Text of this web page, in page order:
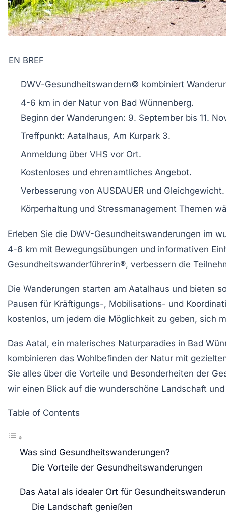
EN BREF
DWV-Gesundheitswandern© kombiniert
4-6 km in der Natur von Bad Wünnenberg.
Beginn der Wanderungen: 9. September bis 11.
Treffpunkt: Aatalhaus, Am Kurpark 3.
Anmeldung über VHS vor Ort.
Kostenloses und ehrenamtliches Angebot.
Verbesserung von AUSDAUER und Gleichgewicht.
Körperhaltung und Stressmanagement Themen
Erleben Sie die DWV-Gesundheitswanderungen im
4-6 km mit Bewegungsübungen und informativen
Gesundheitswanderführerin®, verbessern die
Die Wanderungen starten am Aatalhaus und bieten
Pausen für Kräftigungs-, Mobilisations- und
kostenlos, um jedem die Möglichkeit zu geben, sich
Das Aatal, ein malerisches Naturparadies in Bad
kombinieren das Wohlbefinden der Natur mit
Sie alles über die Vorteile und Besonderheiten der
wir einen Blick auf die wunderschöne Landschaft
Table of Contents
Was sind Gesundheitswanderungen?
Die Vorteile der Gesundheitswanderungen
Das Aatal als idealer Ort für
Die Landschaft genießen